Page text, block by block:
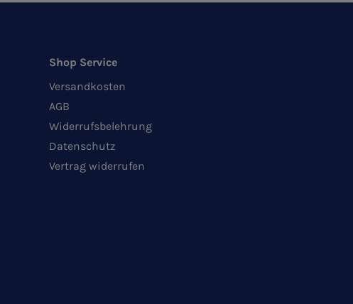
Shop Service
Versandkosten
AGB
Widerrufsbelehrung
Datenschutz
Vertrag widerrufen